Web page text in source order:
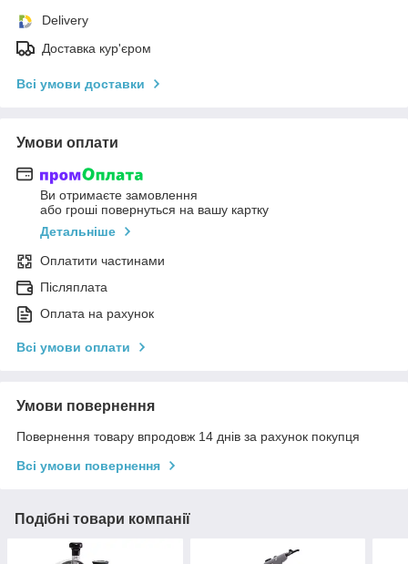
Delivery
Доставка кур'єром
Всі умови доставки
Умови оплати
Ви отримаєте замовлення
або гроші повернуться на вашу картку
Детальніше
Оплатити частинами
Післяплата
Оплата на рахунок
Всі умови оплати
Умови повернення
Повернення товару впродовж 14 днів за рахунок покупця
Всі умови повернення
Подібні товари компанії